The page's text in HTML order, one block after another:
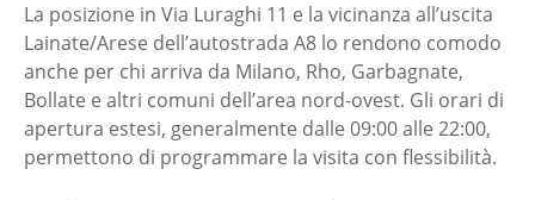
La posizione in Via Luraghi 11 e la vicinanza all’uscita
Lainate/Arese dell’autostrada A8 lo rendono comodo
anche per chi arriva da Milano, Rho, Garbagnate,
Bollate e altri comuni dell’area nord-ovest. Gli orari di
apertura estesi, generalmente dalle 09:00 alle 22:00,
permettono di programmare la visita con flessibilità.